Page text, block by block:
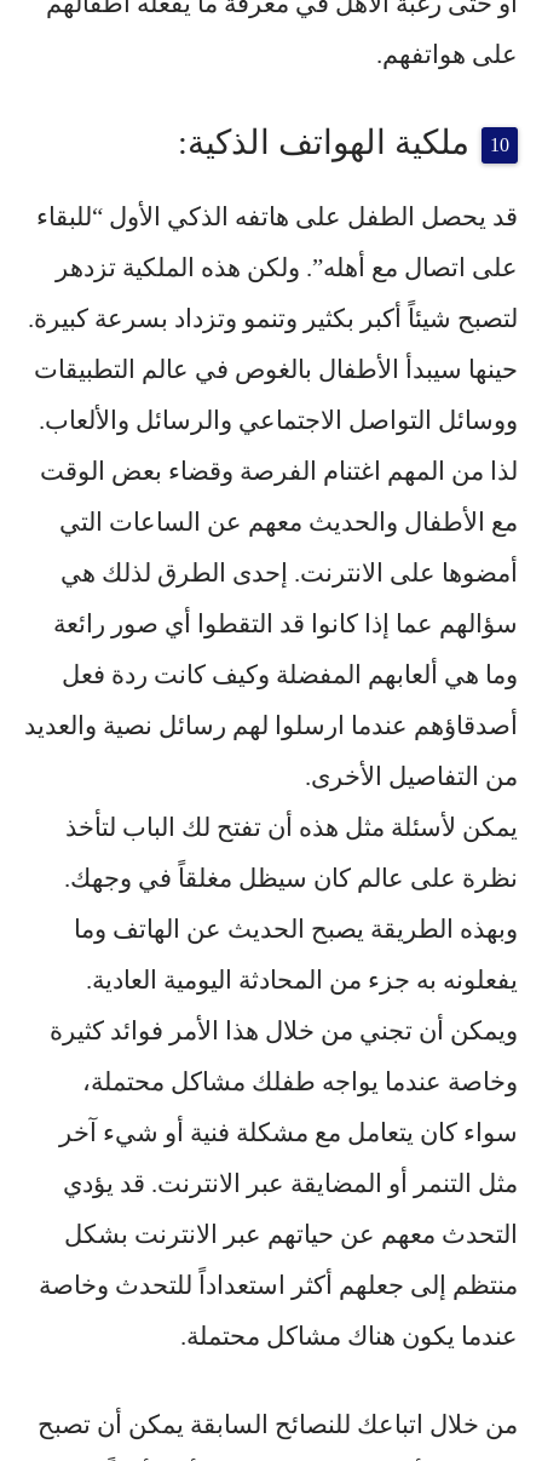
على هواتفهم.
ملكية الهواتف الذكية:
قد يحصل الطفل على هاتفه الذكي الأول “للبقاء
على اتصال مع أهله”. ولكن هذه الملكية تزدهر
لتصبح شيئاً أكبر بكثير وتنمو وتزداد بسرعة كبيرة.
حينها سيبدأ الأطفال بالغوص في عالم التطبيقات
ووسائل التواصل الاجتماعي والرسائل والألعاب.
لذا من المهم اغتنام الفرصة وقضاء بعض الوقت
مع الأطفال والحديث معهم عن الساعات التي
أمضوها على الانترنت. إحدى الطرق لذلك هي
سؤالهم عما إذا كانوا قد التقطوا أي صور رائعة
وما هي ألعابهم المفضلة وكيف كانت ردة فعل
أصدقاؤهم عندما ارسلوا لهم رسائل نصية والعديد
من التفاصيل الأخرى.
يمكن لأسئلة مثل هذه أن تفتح لك الباب لتأخذ
نظرة على عالم كان سيظل مغلقاً في وجهك.
وبهذه الطريقة يصبح الحديث عن الهاتف وما
يفعلونه به جزء من المحادثة اليومية العادية.
ويمكن أن تجني من خلال هذا الأمر فوائد كثيرة
وخاصة عندما يواجه طفلك مشاكل محتملة،
سواء كان يتعامل مع مشكلة فنية أو شيء آخر
مثل التنمر أو المضايقة عبر الانترنت. قد يؤدي
التحدث معهم عن حياتهم عبر الانترنت بشكل
منتظم إلى جعلهم أكثر استعداداً للتحدث وخاصة
عندما يكون هناك مشاكل محتملة.
من خلال اتباعك للنصائح السابقة يمكن أن تصبح